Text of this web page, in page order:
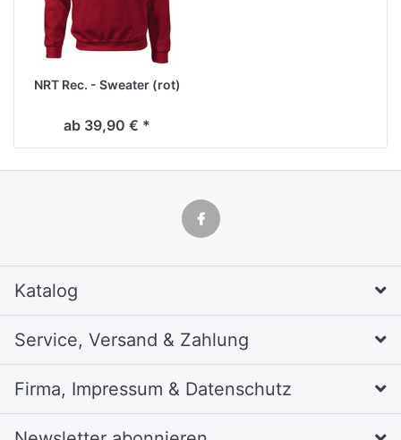
NRT Rec. - Sweater (rot)
ab 39,90 € *
Katalog
Service, Versand & Zahlung
Firma, Impressum & Datenschutz